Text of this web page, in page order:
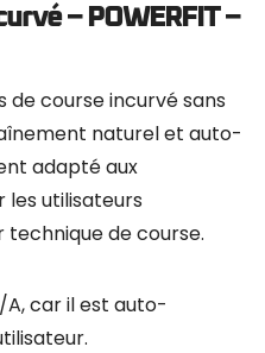
– POWERFIT –
de course incurvé sans
naturel et auto-
adapté aux
les utilisateurs
de course.
A, car il est auto-